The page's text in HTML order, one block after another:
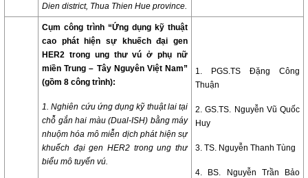
Dien district, Thua Thien Hue province.
Cụm công trình “Ứng dụng kỹ thuật
cao phát hiện sự khuếch đại gen
HER2 trong ung thư vú ở phụ nữ
miền Trung – Tây Nguyên Việt Nam”
(gồm 8 công trình):
1. Nghiên cứu ứng dụng kỹ thuật lai tại
chỗ gắn hai màu (Dual-ISH) bằng máy
nhuộm hóa mô miễn dịch phát hiện sự
khuếch đại gen HER2 trong ung thư
biểu mô tuyến vú.
1. PGS.TS Đặng Công
Thuận
2. GS.TS. Nguyễn Vũ Quốc
Huy
3. TS. Nguyễn Thanh Tùng
4. BS. Nguyễn Trần Bảo